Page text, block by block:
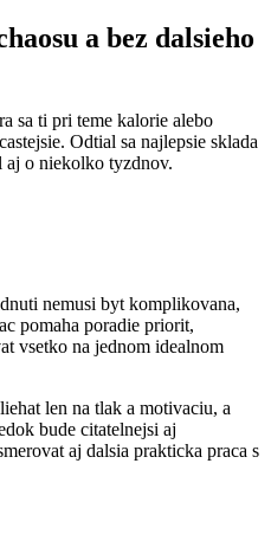
a bez dalsieho
sa ti pri teme kalorie alebo
Odtial sa najlepsie sklada
aj o niekolko tyzdnov.
nemusi byt komplikovana,
pomaha poradie priorit,
vsetko na jednom idealnom
len na tlak a motivaciu, a
bude citatelnejsi aj
aj dalsia prakticka praca s